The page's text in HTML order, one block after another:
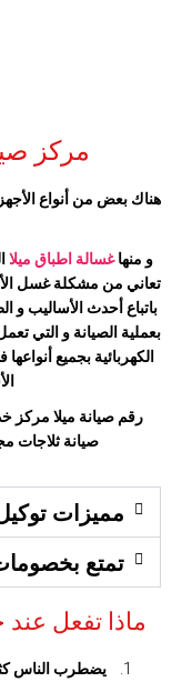
مركز
هناك بعض من أنواع
و منهاغسالة اطباق ميلا
تعاني من مشكلة غسل
باتباع أحدث الأساليب
بعملية الصيانة و التي
الكهربائية بجميع
رقم صيانة ميلا مركز
صيانة ثلاجات
مميزات
تمتع
ماذا تفعل
يضطرب الناس